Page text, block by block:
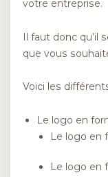
votre entreprise.
Il faut donc qu’il
que vous
Voici les
Le logo en
Le logo en
Le logo en